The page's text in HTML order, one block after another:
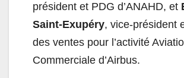
président et PDG d’ANAHD, et
Saint-Exupéry, vice-président
des ventes pour l’activité
Commerciale d’Airbus.